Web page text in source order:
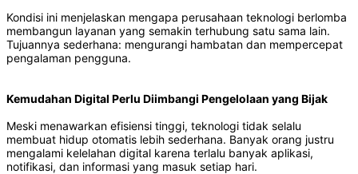
Kondisi ini menjelaskan mengapa perusahaan teknologi berlomba
membangun layanan yang semakin terhubung satu sama lain.
Tujuannya sederhana: mengurangi hambatan dan mempercepat
pengalaman pengguna.
Kemudahan Digital Perlu Diimbangi Pengelolaan yang Bijak
Meski menawarkan efisiensi tinggi, teknologi tidak selalu
membuat hidup otomatis lebih sederhana. Banyak orang justru
mengalami kelelahan digital karena terlalu banyak aplikasi,
notifikasi, dan informasi yang masuk setiap hari.